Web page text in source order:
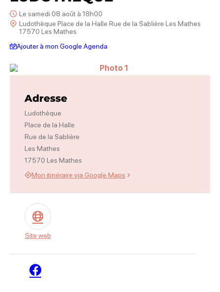
Le samedi 08 août à 18h00
Ludothèque Place de la Halle Rue de la Sablière Les Mathes
17570 Les Mathes
Ajouter à mon Google Agenda
Photo 1
Adresse
Ludothèque
Place de la Halle
Rue de la Sablière
Les Mathes
17570 Les Mathes
Mon itinéraire via Google Maps
Site web
Facebook